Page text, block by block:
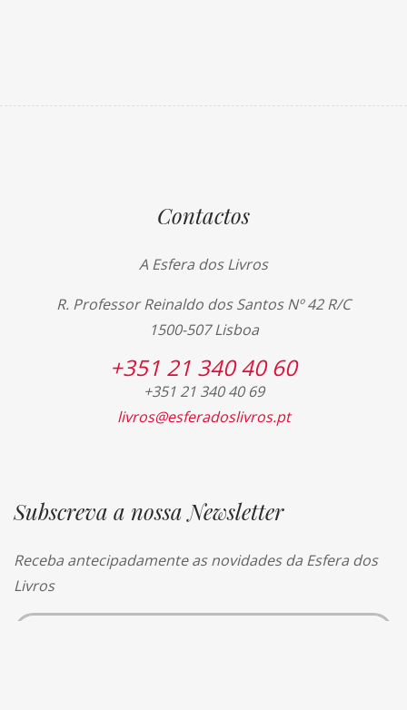
Contactos
A Esfera dos Livros
R. Professor Reinaldo dos Santos Nº 42 R/C
1500-507 Lisboa
+351 21 340 40 60
+351 21 340 40 69
livros@esferadoslivros.pt
Subscreva a nossa Newsletter
Receba antecipadamente as novidades da Esfera dos
Livros